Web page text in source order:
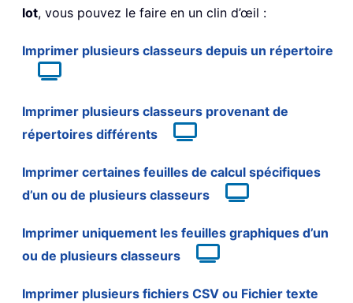
lot, vous pouvez le faire en un clin d’œil :
Imprimer plusieurs classeurs depuis un répertoire
Imprimer plusieurs classeurs provenant de
répertoires différents
Imprimer certaines feuilles de calcul spécifiques
d’un ou de plusieurs classeurs
Imprimer uniquement les feuilles graphiques d’un
ou de plusieurs classeurs
Imprimer plusieurs fichiers CSV ou Fichier texte